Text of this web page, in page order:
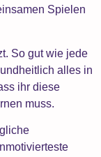
Spielen
So gut wie jede
alles in
ihr diese
muss.